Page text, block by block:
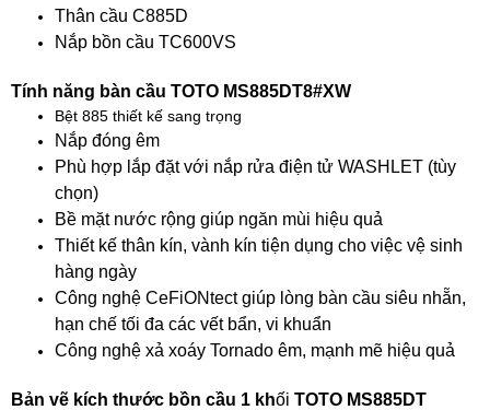
Thân cầu C885D
Nắp bồn cầu TC600VS
Tính năng bàn cầu TOTO MS885DT8#XW
Bệt 885 thiết kế sang trọng
Nắp đóng êm
Phù hợp lắp đặt với nắp rửa điện tử WASHLET (tùy
chọn)
Bề mặt nước rộng giúp ngăn mùi hiệu quả
Thiết kế thân kín, vành kín tiện dụng cho việc vệ sinh
hàng ngày
Công nghệ CeFiONtect giúp lòng bàn cầu siêu nhẵn,
hạn chế tối đa các vết bẩn, vi khuẩn
Công nghệ xả xoáy Tornado êm, mạnh mẽ hiệu quả
Bản vẽ kích thước bồn cầu 1 khối TOTO MS885DT